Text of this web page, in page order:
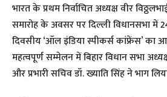
भारत के प्रथम निर्वाचित अध्यक्ष वीर
समारोह के अवसर पर दिल्ली विधानसभा में
दिवसीय ‘ऑल इंडिया स्पीकर्स कांफ्रेंस’ का
महत्वपूर्ण सम्मेलन में बिहार विधान सभा
और प्रभारी सचिव डॉ. ख्याति सिंह ने भाग